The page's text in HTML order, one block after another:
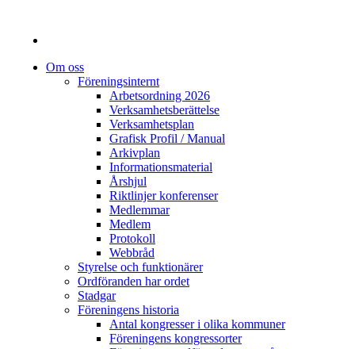
Om oss
Föreningsinternt
Arbetsordning 2026
Verksamhetsberättelse
Verksamhetsplan
Grafisk Profil / Manual
Arkivplan
Informationsmaterial
Årshjul
Riktlinjer konferenser
Medlemmar
Medlem
Protokoll
Webbråd
Styrelse och funktionärer
Ordföranden har ordet
Stadgar
Föreningens historia
Antal kongresser i olika kommuner
Föreningens kongressorter